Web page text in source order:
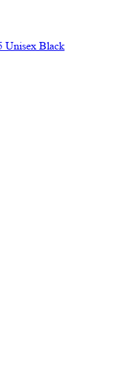
Unisex Black